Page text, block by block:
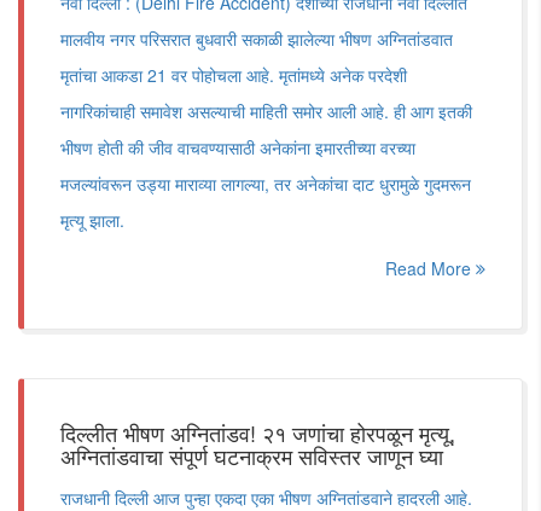
मालवीय नगर परिसरात बुधवारी सकाळी झालेल्या भीषण अग्नितांडवात
मृतांचा आकडा 21 वर पोहोचला आहे. मृतांमध्ये अनेक परदेशी
नागरिकांचाही समावेश असल्याची माहिती समोर आली आहे. ही आग इतकी
भीषण होती की जीव वाचवण्यासाठी अनेकांना इमारतीच्या वरच्या
मजल्यांवरून उड्या माराव्या लागल्या, तर अनेकांचा दाट धुरामुळे गुदमरून
मृत्यू झाला.
Read More
दिल्लीत भीषण अग्नितांडव! २१ जणांचा होरपळून मृत्यू,
अग्नितांडवाचा संपूर्ण घटनाक्रम सविस्तर जाणून घ्या
राजधानी दिल्ली आज पुन्हा एकदा एका भीषण अग्नितांडवाने हादरली आहे.